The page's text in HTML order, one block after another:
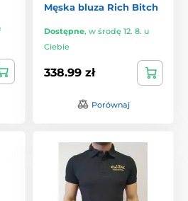
Męska bluza Rich Bitch
Dostępne, w środę 12. 8. u
Ciebie
338.99 zł
Porównaj